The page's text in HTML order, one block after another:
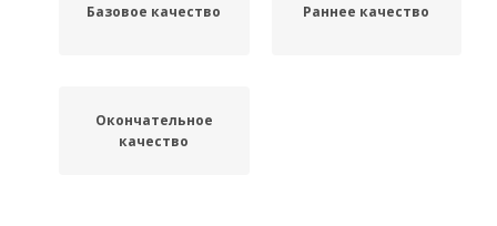
Базовое качество Раннее качество
Окончательное
качество